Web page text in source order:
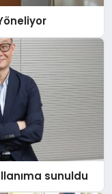
sunuldu